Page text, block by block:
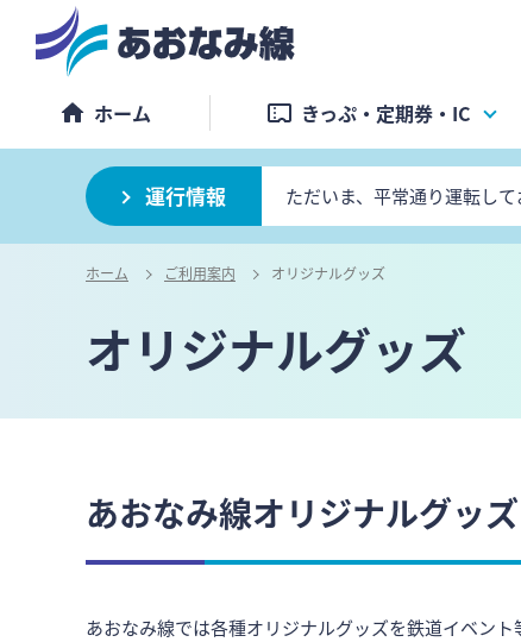
ホーム きっぷ・定期券・IC
運行情報 ただいま、平常通り運転して
ホーム ご利用案内 オリジナルグッズ
オリジナルグッズ
あおなみ線オリジナルグッズ
あおなみ線では各種オリジナルグッズを鉄道イベント